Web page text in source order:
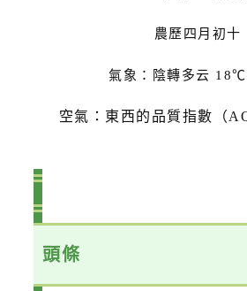
農歷四月初十
氣象：陰轉多云
空氣：東西的品質指數（
頭條